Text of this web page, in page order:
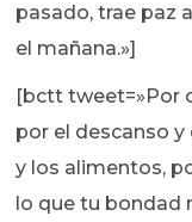
pasado, trae paz
el mañana.»]
[bctt tweet=»Por
por el descanso y
y los alimentos,
lo que tu bondad